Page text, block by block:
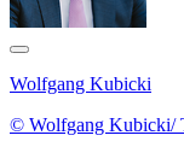
Wolfgang Kubicki
© Wolfgang Kubicki/